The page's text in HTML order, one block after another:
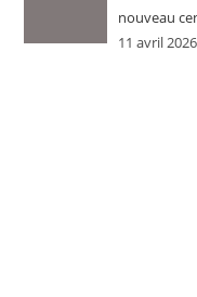
nouveau
11 avril 2026